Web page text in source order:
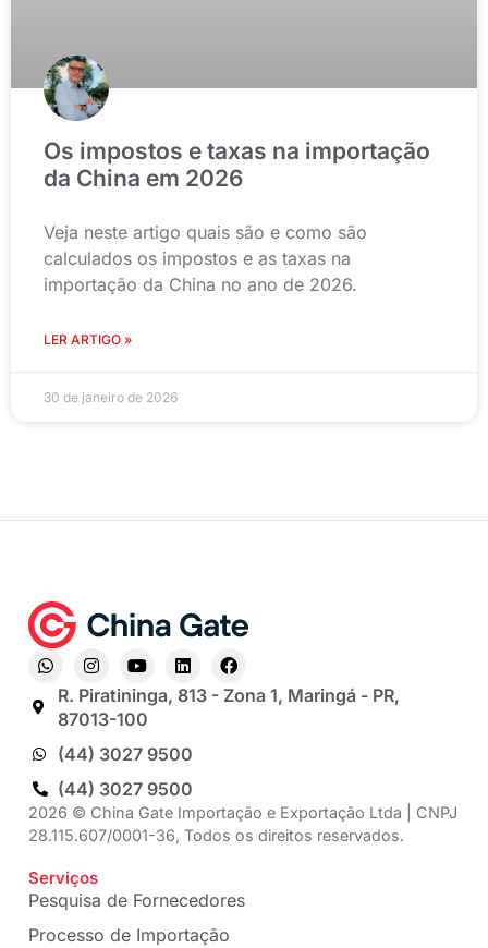
Os impostos e taxas na importação
da China em 2026
Veja neste artigo quais são e como são
calculados os impostos e as taxas na
importação da China no ano de 2026.
LER ARTIGO »
30 de janeiro de 2026
R. Piratininga, 813 - Zona 1, Maringá - PR,
87013-100
(44) 3027 9500
(44) 3027 9500
2026 © China Gate Importação e Exportação Ltda | CNPJ
28.115.607/0001-36, Todos os direitos reservados.
Serviços
Pesquisa de Fornecedores
Processo de Importação